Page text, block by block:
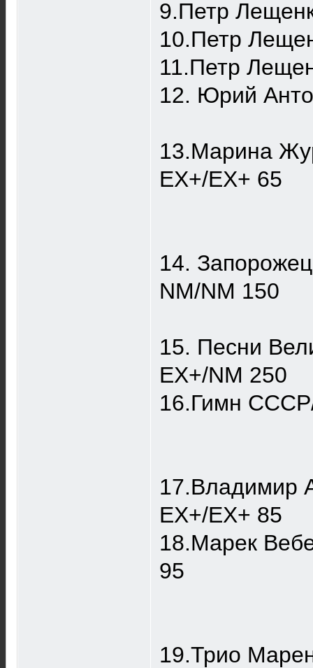
9.Петр
10.Петр
11.Петр
12. Юрий
13.Марина
EX+/EX+ 65
14.
NM/NM 150
15. Песни
EX+/NM 250
16.Гимн
17.Владимир
EX+/EX+ 85
18.Марек
95
19.Трио